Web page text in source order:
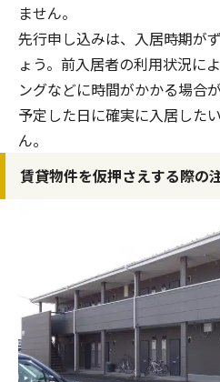
ません。
先行申し込みは、入居時期が
ょう。前入居者の利用状況に
ングなどに時間がかかる場合が
予定した日に確実に入居した
ん。
賃貸物件を仮押さえする際の